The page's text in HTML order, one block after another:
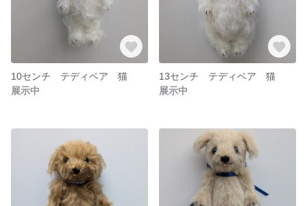
10センチ テディベア 猫
展示中
13センチ テディベア 猫
展示中